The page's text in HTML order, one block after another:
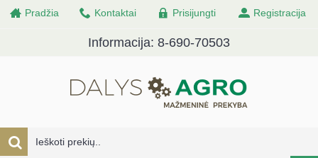
Pradžia Kontaktai Prisijungti Registracija
Informacija: 8-690-70503